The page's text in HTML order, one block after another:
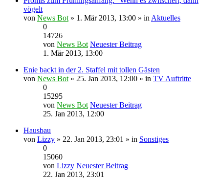
vögelt
von News Bot » 1. Mär 2013, 13:00 » in Aktuelles
0
14726
von News Bot Neuester Beitrag
1. Mär 2013, 13:00
Enie backt in der 2. Staffel mit tollen Gästen
von News Bot » 25. Jan 2013, 12:00 » in TV Auftritte
0
15295
von News Bot Neuester Beitrag
25. Jan 2013, 12:00
Hausbau
von Lizzy » 22. Jan 2013, 23:01 » in Sonstiges
0
15060
von Lizzy Neuester Beitrag
22. Jan 2013, 23:01